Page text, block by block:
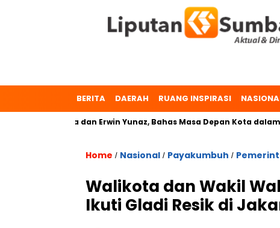
BERITA DAERAH RUANG INSPIRASI
Dr. Zulmaeta dan Erwin Yunaz, Bahas Masa Depan Kota dalam
Home / Nasional / Payakumbuh /
Walikota dan Wakil
Ikuti Gladi Resik di